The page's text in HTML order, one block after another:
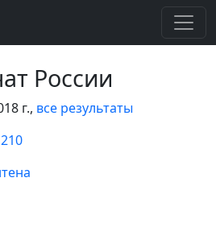
России
г., все результаты
210